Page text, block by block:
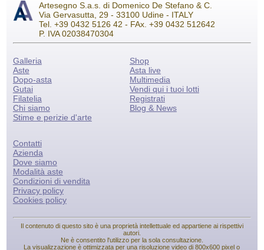
Artesegno S.a.s. di Domenico De Stefano & C.
Via Gervasutta, 29 - 33100 Udine - ITALY
Tel. +39 0432 5126 42 - FAx. +39 0432 512642
P. IVA 02038470304
Galleria
Aste
Dopo-asta
Gutai
Filatelia
Chi siamo
Stime e perizie d'arte
Shop
Asta live
Multimedia
Vendi qui i tuoi lotti
Registrati
Blog & News
Contatti
Azienda
Dove siamo
Modalità aste
Condizioni di vendita
Privacy policy
Cookies policy
Il contenuto di questo sito è una proprietà intellettuale ed appartiene ai rispettivi
autori.
Ne è consentito l'utilizzo per la sola consultazione.
La visualizzazione è ottimizzata per una risoluzione video di 800x600 pixel o